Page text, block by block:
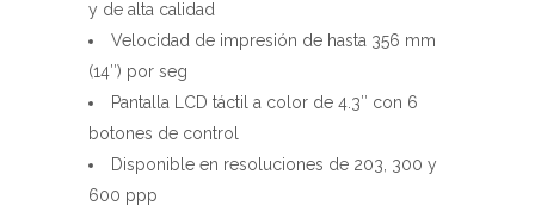
Pantalla LCD táctil a color de 4.3″ con 6
botones de control
Disponible en resoluciones de 203, 300 y
600 ppp
Suministro de cinta de 600 metros.
Opciones: Kit de exfoliación y rebobinador
interno de 6″ OD, conectividad a Puerto de